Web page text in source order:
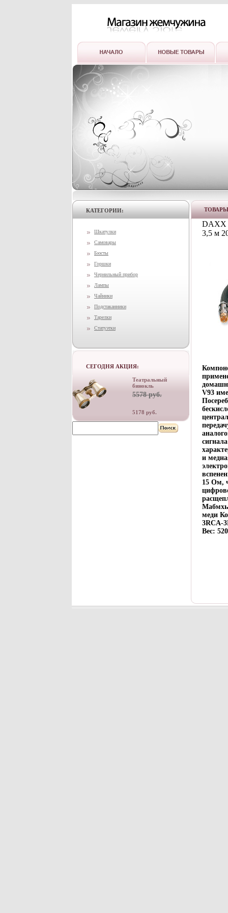
КАТЕГОРИИ:
Шкатулки
Самовары
Бюсты
Горшки
Чернильный прибор
Лампы
Чайники
Подстаканники
Тарелки
Статуэтки
СЕГОДНЯ АКЦИЯ:
Театральный
бинокль
5578 руб.
5178 руб.
ТОВАРЫ
DAXX
3,5 м
V93
и
15 Ом,
меди
3RCA-
Вес: